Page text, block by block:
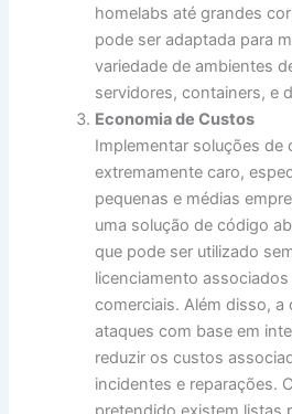
homelabs até grandes
pode ser adaptada para
variedade de ambientes
servidores, containers, e
Economia de Custos
Implementar soluções de
extremamente caro,
pequenas e médias
uma solução de código
que pode ser utilizado
licenciamento
comerciais. Além disso, a
ataques com base em
reduzir os custos
incidentes e reparações.